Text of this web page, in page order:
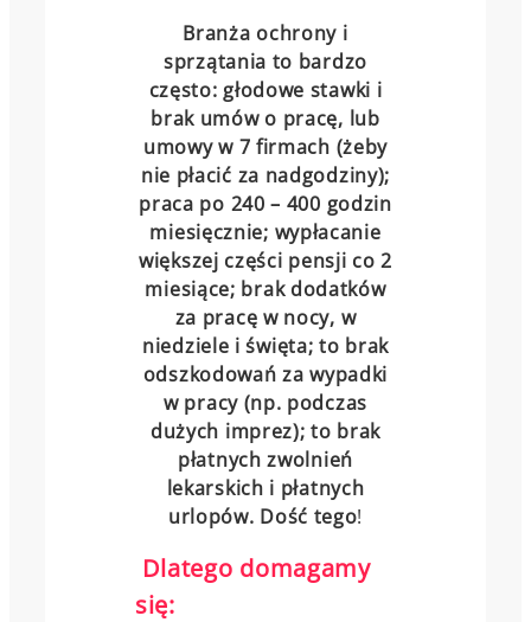
Branża ochrony i
sprzątania to bardzo
często: głodowe stawki i
brak umów o pracę, lub
umowy w 7 firmach (żeby
nie płacić za nadgodziny);
praca po 240 – 400 godzin
miesięcznie; wypłacanie
większej części pensji co 2
miesiące; brak dodatków
za pracę w nocy, w
niedziele i święta; to brak
odszkodowań za wypadki
w pracy (np. podczas
dużych imprez); to brak
płatnych zwolnień
lekarskich i płatnych
urlopów. Dość tego!
Dlatego domagamy
się: